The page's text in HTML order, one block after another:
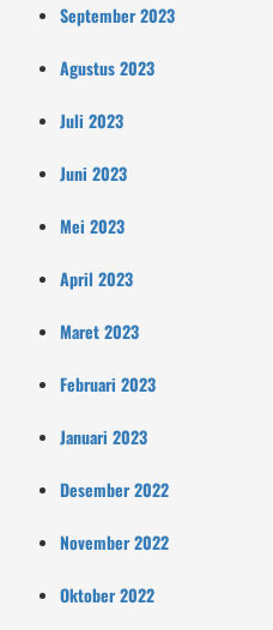
September 2023
Agustus 2023
Juli 2023
Juni 2023
Mei 2023
April 2023
Maret 2023
Februari 2023
Januari 2023
Desember 2022
November 2022
Oktober 2022